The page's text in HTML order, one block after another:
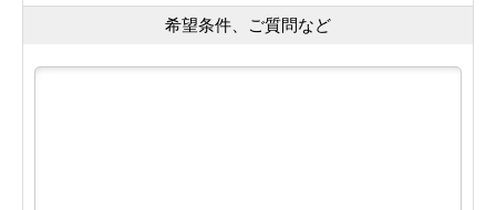
希望条件、ご質問など